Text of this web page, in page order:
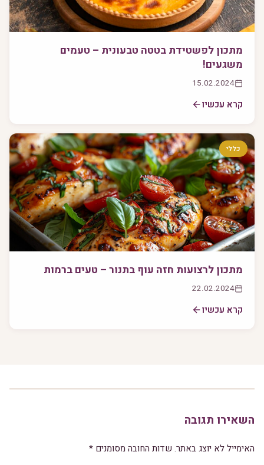
מתכון לפשטידת בטטה טבעונית – טעמים
משגעים!
15.02.2024
קרא עכשיו
כללי
מתכון לרצועות חזה עוף בתנור – טעים ברמות
22.02.2024
קרא עכשיו
השאירו תגובה
האימייל לא יוצג באתר. שדות החובה מסומנים *